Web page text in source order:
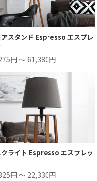
アスタンド Espresso エスプレ
円 ～ 61,380円
クライト Espresso エスプレッ
円 ～ 22,330円